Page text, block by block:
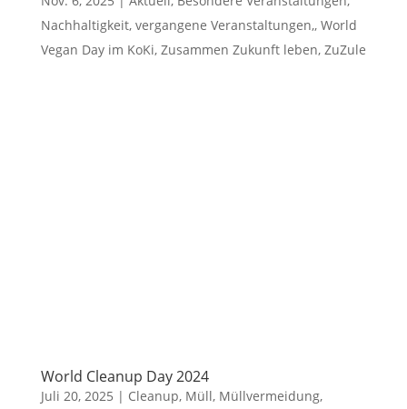
Nachhaltigkeit, vergangene Veranstaltungen,, World
Vegan Day im KoKi, Zusammen Zukunft leben, ZuZule
World Cleanup Day 2024
Juli 20, 2025 | Cleanup, Müll, Müllvermeidung,